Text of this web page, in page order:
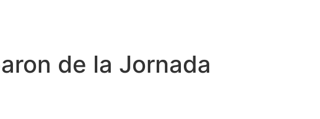
de la Jornada